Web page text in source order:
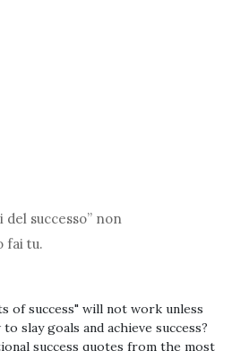
successo” non
fai tu.